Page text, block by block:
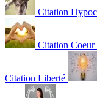
Citation
Citation Coeur
Citation Liberté